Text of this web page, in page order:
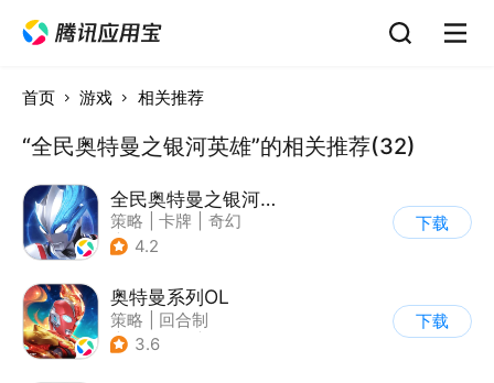
首页 游戏 相关推荐
“全民奥特曼之银河英雄”的相关推荐(32)
全民奥特曼之银河英雄
策略 卡牌
奇幻
| 奥特曼
4.2
下载
奥特曼系列OL
策略
回合制
| 动漫改编
3.6
下载